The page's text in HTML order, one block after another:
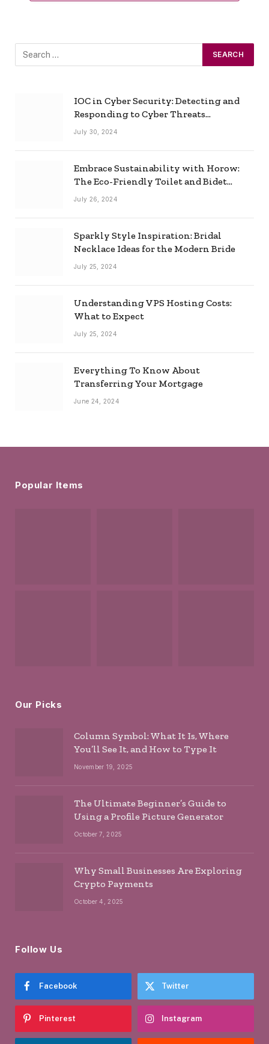
IOC in Cyber Security: Detecting and
Responding to Cyber Threats
Effectively
July 30, 2024
Embrace Sustainability with Horow:
The Eco-Friendly Toilet and Bidet
Combo
July 26, 2024
Sparkly Style Inspiration: Bridal
Necklace Ideas for the Modern Bride
July 25, 2024
Understanding VPS Hosting Costs:
What to Expect
July 25, 2024
Everything To Know About
Transferring Your Mortgage
June 24, 2024
Popular Items
Our Picks
Column Symbol: What It Is, Where
You’ll See It, and How to Type It
November 19, 2025
The Ultimate Beginner’s Guide to
Using a Profile Picture Generator
October 7, 2025
Why Small Businesses Are Exploring
Crypto Payments
October 4, 2025
Follow Us
Facebook Twitter
Pinterest Instagram